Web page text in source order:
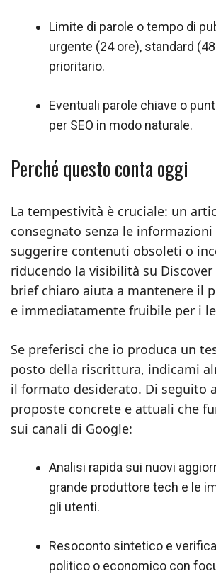
Limite di parole o tempo di
urgente (24 ore), standard
prioritario.
Eventuali parole chiave o
per SEO in modo naturale.
Perché questo conta oggi
La tempestività è cruciale: un
consegnato senza le
suggerire contenuti obsoleti o
riducendo la visibilità su Discover
brief chiaro aiuta a mantenere il
e immediatamente fruibile per i
Se preferisci che io produca un
posto della riscrittura, indicami
il formato desiderato. Di seguito
proposte concrete e attuali che
sui canali di Google:
Analisi rapida sui nuovi
grande produttore tech e le
gli utenti.
Resoconto sintetico e
politico o economico con